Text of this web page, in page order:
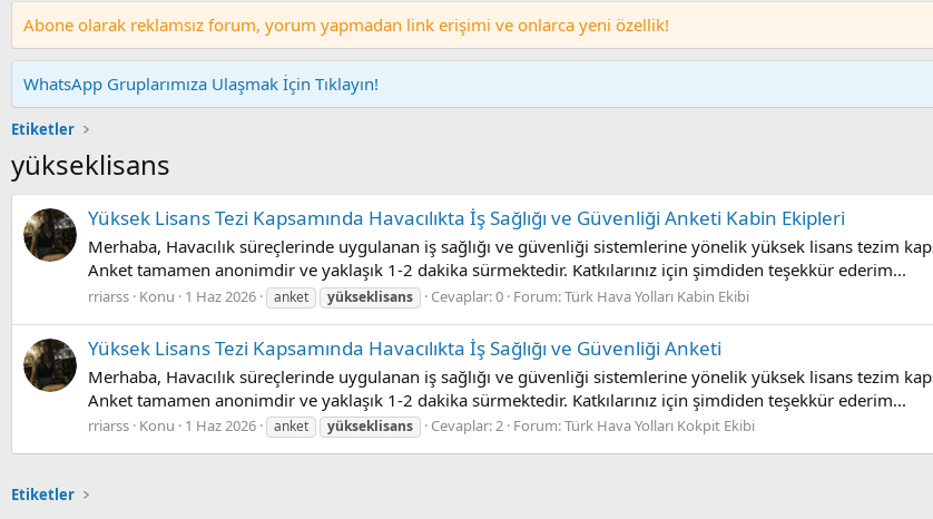
Abone olarak reklamsız forum, yorum yapmadan link erişimi ve onlarca yeni özellik!
WhatsApp Gruplarımıza Ulaşmak İçin Tıklayın!
Etiketler
yükseklisans
Yüksek Lisans Tezi Kapsamında Havacılıkta İş Sağlığı ve Güvenliği Anketi Kabin Ekipleri
Merhaba, Havacılık süreçlerinde uygulanan iş sağlığı ve güvenliği sistemlerine yönelik yüksek lisans tezim
Anket tamamen anonimdir ve yaklaşık 1-2 dakika sürmektedir. Katkılarınız için şimdiden teşekkür ederim...
rriarss Konu 1 Haz 2026 anket yükseklisans Cevaplar: 0 Forum:Türk Hava Yolları Kabin Ekibi
Yüksek Lisans Tezi Kapsamında Havacılıkta İş Sağlığı ve Güvenliği Anketi
Merhaba, Havacılık süreçlerinde uygulanan iş sağlığı ve güvenliği sistemlerine yönelik yüksek lisans tezim
Anket tamamen anonimdir ve yaklaşık 1-2 dakika sürmektedir. Katkılarınız için şimdiden teşekkür ederim...
rriarss Konu 1 Haz 2026 anket yükseklisans Cevaplar: 2 Forum:Türk Hava Yolları Kokpit Ekibi
Etiketler